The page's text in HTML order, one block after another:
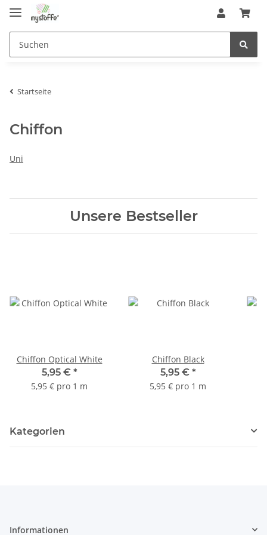
Startseite
Chiffon
Uni
Unsere Bestseller
Chiffon Optical White
5,95 € *
5,95 € pro 1 m
Chiffon Black
5,95 € *
5,95 € pro 1 m
Kategorien
Informationen